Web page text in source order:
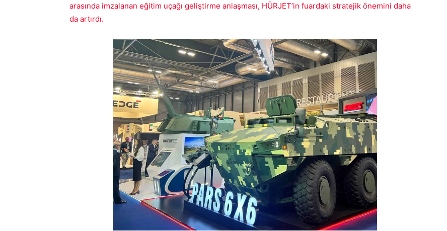
arasında imzalanan eğitim uçağı geliştirme anlaşması, HÜRJET’in fuardaki stratejik önemini daha
da artırdı.